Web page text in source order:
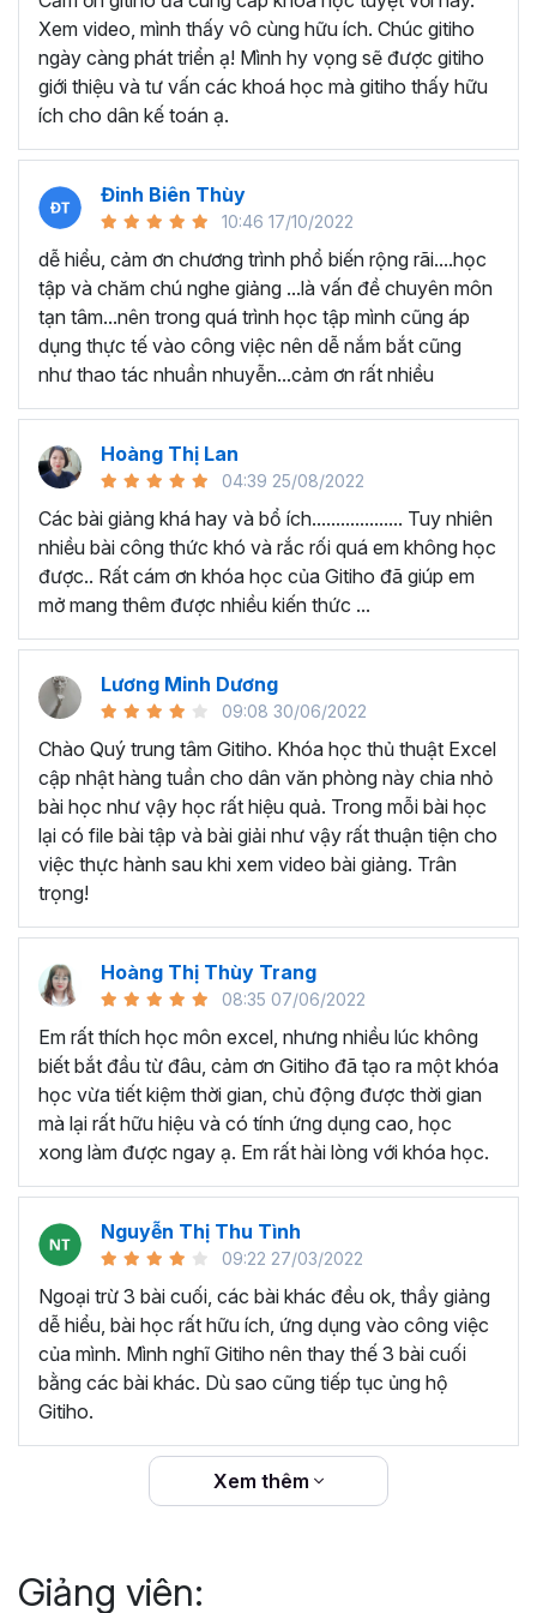
Học nhanh nhưng nhớ lâu bởi luôn có các bài tập
thực hành kèm với lý thuyết.
Các video bài giảng được xây dựng dựa trên các
chủ đề cụ thể, đồng thời chú trọng tối đa đến tính
ứng dụng cao. Đặc biệt, bộ videocác thủ thuật
khác, phù hợp với tất cả mọi đối tượng muốn tỏa
sáng nơi công sở với thủ thuật Excel nâng cao thông
minh và tạo kết quả bất ngờ trong công việc.
Bạn sẽ tự tin xử lý được mọi việc trên các công cụ
Excel một cách chuyên nghiệp giúp đẩy nhân được
tiến độ công việc, nâng cao hiệu suất làm việc lên
tới 5 lần.
Đặc biệt khiđăng ký khóa học EXG02học viên sẽ có cơ
hội nhận ưu đãi sở hữu trọn đời chỉ với
tác đăng ký khá đơn giản, bạn chỉ cần nhấn vào ĐĂNG
KÝ HỌC NGAY khóa học EXG08 trên gitiho.com là xong.
Nếu có bất cứ thắc mắc nào liên quan đến tớikhóa học
EXG02 - Thủ thuật Excel cập nhật hàng tuầnbạn hãy
để kết nối cho Gitiho qua hotline 0774 116 285 để được
tư vấn chi tiết nhé.
Nội dung bài giảng trong khóa
học thủ thuật trên Excel của
Gitiho?
Khóa học Thủ thuật Excel cập nhật các mẹo Excel văn
phòng hàng tuần, bạn có thể được update những nội
dung mới nhất về tin học văn phòng như sau:
Định dạng nhanh bằng công cụFormat Paintervà
toán, các thủ thuật excel tính tổng, đặt tên nhanh
cho bảng tính, hiển thị công thức trong ô, tạo ghi
chú và cố định dòng - cột.
Kỹ thuật định dạng và xử lý dữ liệu bao gồm tự động
thêm ký hiệu tiền tệ, viết biểu thức hóa học - toán
học và loại bỏ dữ liệu trùng lặp.
Tổng hợp thủ thuật với hàm, công thức bao gồm
cách tắt/mở gợi ý khi viết hàm, đặt tên và sử dụng
gian.
Tổng hợp hàm, công thức tính toán theo thời gian
như hàm tính toán theo tháng, tuổi, ngày hết hạn
hợp đồng,...
Hướng dẫn dùng các hàm và công thức nâng cao
nhưSUM, SUMIFS, VLOOKUP, INDEX, và các thủ
thuật hay trong Excel khác với hàm và công thức.
Những thiết lập chế độ làm việc trên Excel như thiết
lập theme, background, in ấn, và các thanh, tiêu đề,
đường kẻ lưới trong Excel.
và gán nội dung văn bản vào hình khối.
Xem video, mình thấy vô cùng hữu ích. Chúc gitiho
ngày càng phát triển ạ! Mình hy vọng sẽ được gitiho
giới thiệu và tư vấn các khoá học mà gitiho thấy hữu
ích cho dân kế toán ạ.
Đinh Biên Thùy
10:46 17/10/2022
dễ hiểu, cảm ơn chương trình phổ biến rộng rãi....học
tập và chăm chú nghe giảng ...là vấn đề chuyên môn
tạn tâm...nên trong quá trình học tập mình cũng áp
dụng thực tế vào công việc nên dễ nắm bắt cũng
như thao tác nhuần nhuyễn...cảm ơn rất nhiều
Hoàng Thị Lan
04:39 25/08/2022
Các bài giảng khá hay và bổ ích................... Tuy nhiên
nhiều bài công thức khó và rắc rối quá em không học
được.. Rất cám ơn khóa học của Gitiho đã giúp em
mở mang thêm được nhiều kiến thức ...
Lương Minh Dương
09:08 30/06/2022
Chào Quý trung tâm Gitiho. Khóa học thủ thuật Excel
cập nhật hàng tuần cho dân văn phòng này chia nhỏ
bài học như vậy học rất hiệu quả. Trong mỗi bài học
lại có file bài tập và bài giải như vậy rất thuận tiện cho
việc thực hành sau khi xem video bài giảng. Trân
trọng!
Hoàng Thị Thùy Trang
08:35 07/06/2022
Em rất thích học môn excel, nhưng nhiều lúc không
biết bắt đầu từ đâu, cảm ơn Gitiho đã tạo ra một khóa
học vừa tiết kiệm thời gian, chủ động được thời gian
mà lại rất hữu hiệu và có tính ứng dụng cao, học
xong làm được ngay ạ. Em rất hài lòng với khóa học.
Nguyễn Thị Thu Tình
09:22 27/03/2022
Ngoại trừ 3 bài cuối, các bài khác đều ok, thầy giảng
dễ hiểu, bài học rất hữu ích, ứng dụng vào công việc
của mình. Mình nghĩ Gitiho nên thay thế 3 bài cuối
bằng các bài khác. Dù sao cũng tiếp tục ủng hộ
Gitiho.
Xem thêm
Giảng viên: